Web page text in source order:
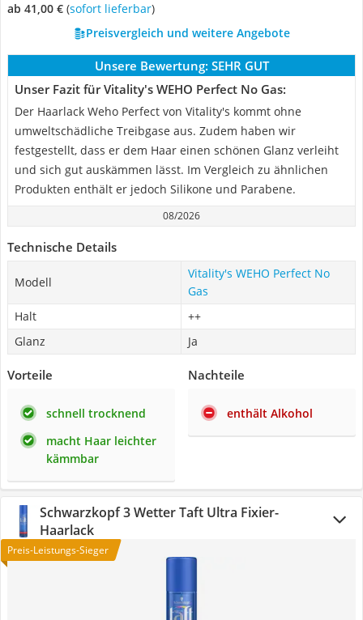
ab 41,00 € ( Sofort lieferbar)
Preisvergleich und weitere Angebote
Unsere Bewertung: SEHR GUT
Unser Fazit für Vitality's WEHO Perfect No Gas:
Der Haarlack Weho Perfect von Vitality's kommt ohne
umweltschädliche Treibgase aus. Zudem haben wir
festgestellt, dass er dem Haar einen schönen Glanz verleiht
und sich gut auskämmen lässt. Im Vergleich zu ähnlichen
Produkten enthält er jedoch Silikone und Parabene.
08/2026
Technische Details
Modell
Vitality's WEHO Perfect No
Gas
Halt
++
Glanz
Ja
Vorteile
schnell trocknend
macht Haar leichter
kämmbar
Nachteile
enthält Alkohol
Schwarzkopf 3 Wetter Taft Ultra Fixier-
Haarlack
Preis-Leistungs-Sieger